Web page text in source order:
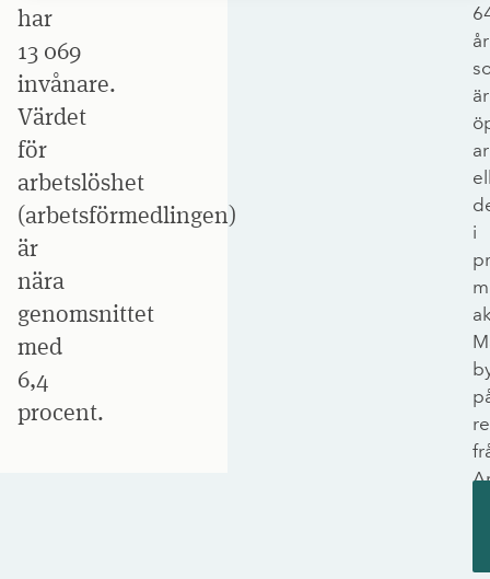
har
13 069
invånare.
Värdet
för
arbetslöshet
(arbetsförmedlingen)
är
nära
genomsnittet
med
6,4
procent.
år
är
i